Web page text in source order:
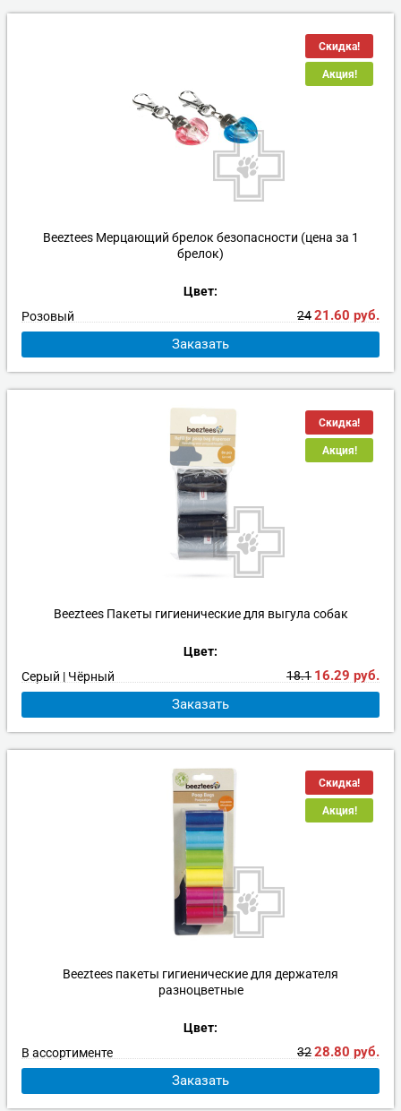
Скидка!
Акция!
Beeztees Мерцающий брелок безопасности (цена за 1
брелок)
Цвет:
Розовый
2421.60 руб.
Заказать
Скидка!
Акция!
Beeztees Пакеты гигиенические для выгула собак
Цвет:
Серый | Чёрный
18.1 16.29 руб.
Заказать
Скидка!
Акция!
Beeztees пакеты гигиенические для держателя
разноцветные
Цвет:
В ассортименте
3228.80 руб.
Заказать